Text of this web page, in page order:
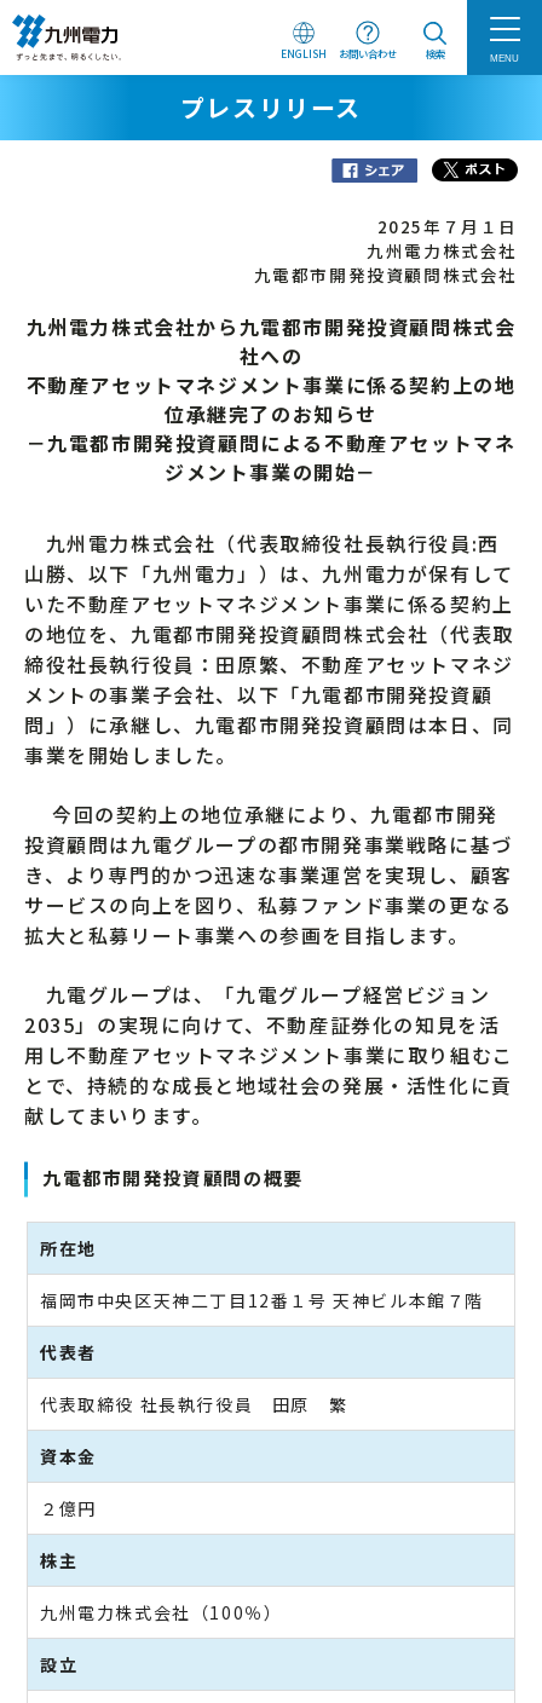
ENGLISH お問い合わせ 検索 MENU
プレスリリース
2025年７月１日
九州電力株式会社
九電都市開発投資顧問株式会社
九州電力株式会社から九電都市開発投資顧問株式会
社への
不動産アセットマネジメント事業に係る契約上の地
位承継完了のお知らせ
－九電都市開発投資顧問による不動産アセットマネ
ジメント事業の開始－
九州電力株式会社（代表取締役社長執行役員:西
山勝、以下「九州電力」）は、九州電力が保有して
いた不動産アセットマネジメント事業に係る契約上
の地位を、九電都市開発投資顧問株式会社（代表取
締役社長執行役員：田原繁、不動産アセットマネジ
メントの事業子会社、以下「九電都市開発投資顧
問」）に承継し、九電都市開発投資顧問は本日、同
事業を開始しました。
今回の契約上の地位承継により、九電都市開発
投資顧問は九電グループの都市開発事業戦略に基づ
き、より専門的かつ迅速な事業運営を実現し、顧客
サービスの向上を図り、私募ファンド事業の更なる
拡大と私募リート事業への参画を目指します。
九電グループは、「九電グループ経営ビジョン
2035」の実現に向けて、不動産証券化の知見を活
用し不動産アセットマネジメント事業に取り組むこ
とで、持続的な成長と地域社会の発展・活性化に貢
献してまいります。
九電都市開発投資顧問の概要
所在地
福岡市中央区天神二丁目12番１号 天神ビル本館７階
代表者
代表取締役 社長執行役員 田原 繁
資本金
２億円
株主
九州電力株式会社（100％）
設立